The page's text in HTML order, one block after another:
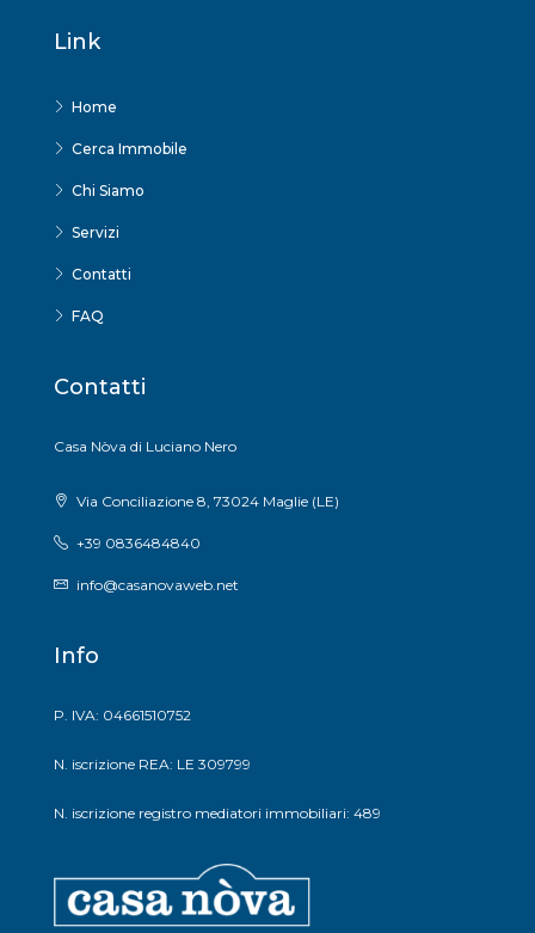
Link
Home
Cerca Immobile
Chi Siamo
Servizi
Contatti
FAQ
Contatti
Casa Nòva di Luciano Nero
Via Conciliazione 8, 73024 Maglie (LE)
+39 0836484840
info@casanovaweb.net
Info
P. IVA: 04661510752
N. iscrizione REA: LE 309799
N. iscrizione registro mediatori immobiliari: 489